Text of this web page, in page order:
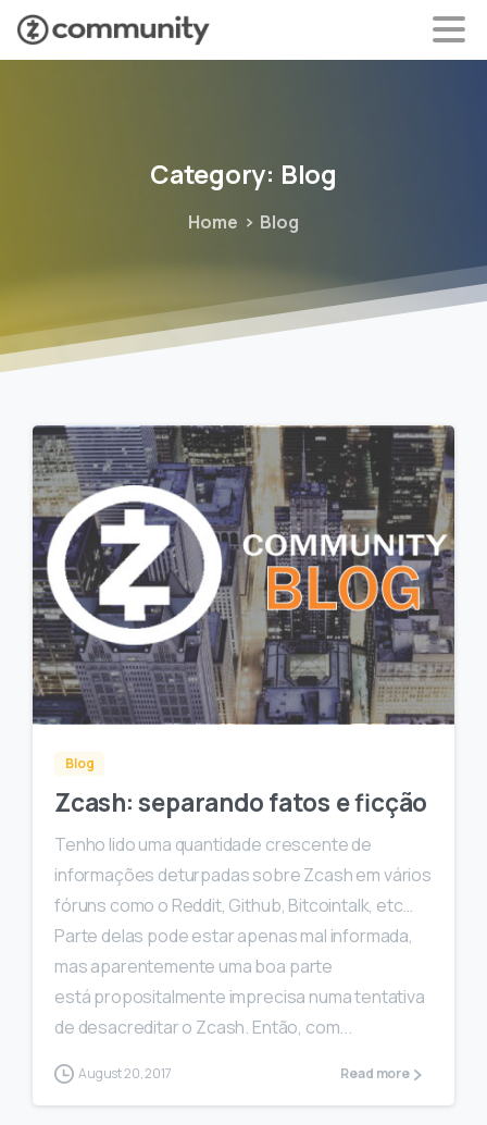
Category: Blog
Home Blog
0
Blog
Zcash: separando fatos e ficção
Tenho lido uma quantidade crescente de
informações deturpadas sobre Zcash em vários
fóruns como o Reddit, Github, Bitcointalk, etc…
Parte delas pode estar apenas mal informada,
mas aparentemente uma boa parte
está propositalmente imprecisa numa tentativa
de desacreditar o Zcash. Então, com...
August 20, 2017 Read more